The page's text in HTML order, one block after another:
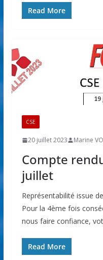
Read More
CSE
20 juillet 2023 Marine
Compte
juillet
Représentabilité issue
Pour la 4ème fois
nous faire confiance,
Read More